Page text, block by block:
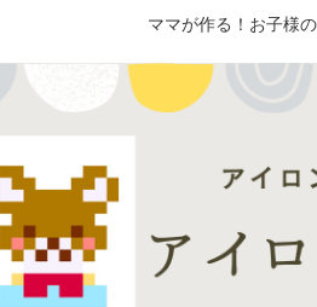
ママが作る！お子様